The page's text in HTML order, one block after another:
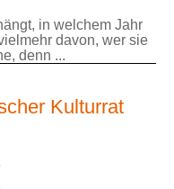
in welchem Jahr
davon, wer sie
denn ...
Kulturrat